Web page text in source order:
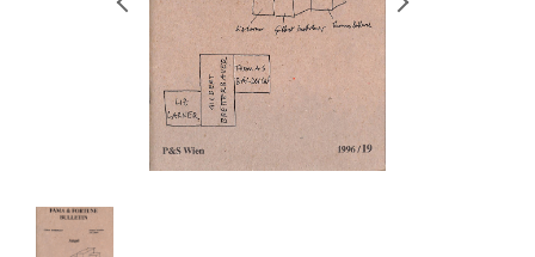
コンサート